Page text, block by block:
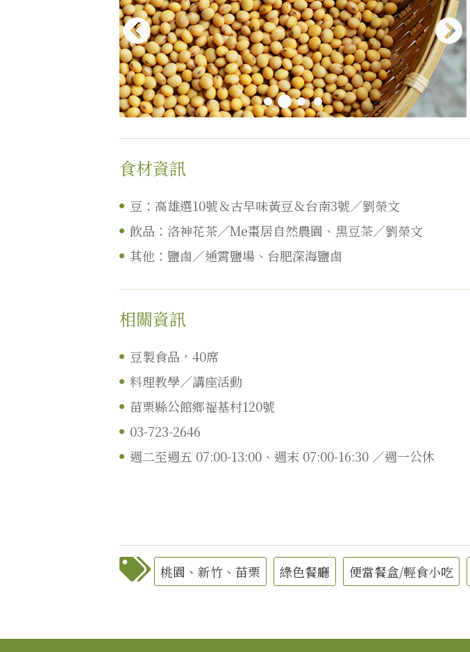
食材資訊
豆：高雄選10號＆古早味黃豆＆台南3號／劉榮文
飲品：洛神花茶／Me棗居自然農園、黑豆茶／劉榮文
其他：鹽鹵／通霄鹽場、台肥深海鹽鹵
相關資訊
豆製食品，40席
料理教學／講座活動
苗栗縣公館鄉福基村120號
03-723-2646
週二至週五 07:00-13:00、週末 07:00-16:30 ／週一公休
桃園、新竹、苗栗 綠色餐廳 便當餐盒/輕食小吃